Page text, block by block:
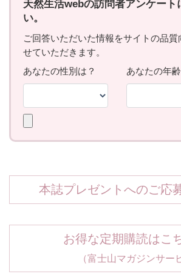
本誌プレゼントへのご応
お得な定期購読はこ
（富士山マガジンサー